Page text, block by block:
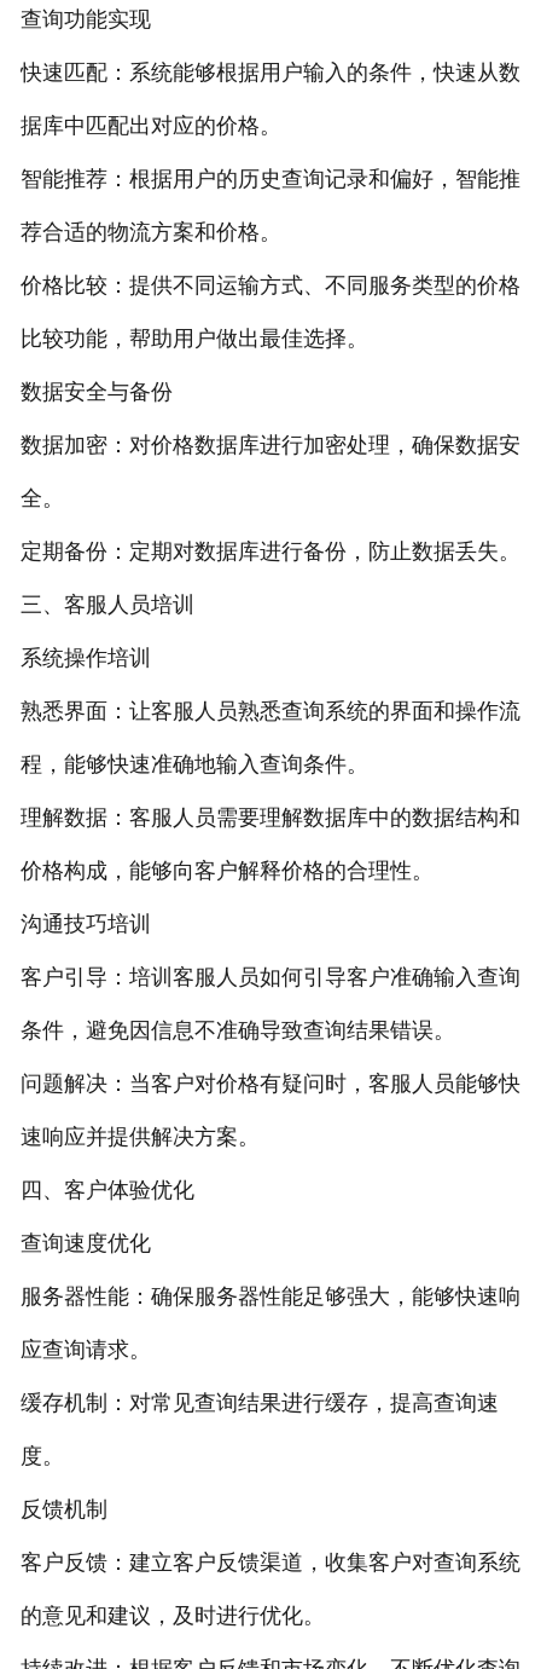
查询功能实现
快速匹配：系统能够根据用户输入的条件，快速从数
据库中匹配出对应的价格。
智能推荐：根据用户的历史查询记录和偏好，智能推
荐合适的物流方案和价格。
价格比较：提供不同运输方式、不同服务类型的价格
比较功能，帮助用户做出最佳选择。
数据安全与备份
数据加密：对价格数据库进行加密处理，确保数据安
全。
定期备份：定期对数据库进行备份，防止数据丢失。
三、客服人员培训
系统操作培训
熟悉界面：让客服人员熟悉查询系统的界面和操作流
程，能够快速准确地输入查询条件。
理解数据：客服人员需要理解数据库中的数据结构和
价格构成，能够向客户解释价格的合理性。
沟通技巧培训
客户引导：培训客服人员如何引导客户准确输入查询
条件，避免因信息不准确导致查询结果错误。
问题解决：当客户对价格有疑问时，客服人员能够快
速响应并提供解决方案。
四、客户体验优化
查询速度优化
服务器性能：确保服务器性能足够强大，能够快速响
应查询请求。
缓存机制：对常见查询结果进行缓存，提高查询速
度。
反馈机制
客户反馈：建立客户反馈渠道，收集客户对查询系统
的意见和建议，及时进行优化。